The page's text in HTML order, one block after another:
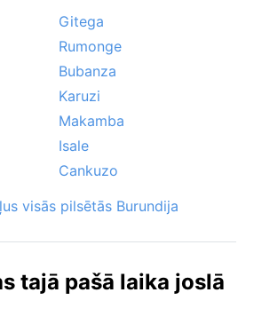
Gitega
Rumonge
Bubanza
Karuzi
Makamba
Isale
Cankuzo
visās pilsētās Burundija
tajā pašā laika joslā